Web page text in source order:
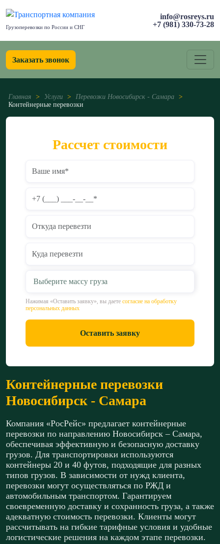
Грузоперевозки по России и СНГ
info@rosreys.ru
+7 (981) 330-73-28
Заказать звонок
Главная > Услуги > Перевозки Новосибирск - Самара >
Контейнерные перевозки
Контейнерные перевозки
Новосибирск - Самара
Компания «РосРейс» предлагает контейнерные
перевозки по направлению Новосибирск – Самара,
обеспечивая эффективную и безопасную доставку
грузов. Для транспортировки используются
контейнеры 20 и 40 футов, подходящие для разных
типов грузов. В зависимости от нужд клиента,
перевозки могут осуществляться по РЖД и
автомобильным транспортом. Гарантируем
своевременную доставку и сохранность груза, а также
адекватную стоимость перевозки. Клиенты могут
рассчитывать на гибкие тарифные условия и удобные
логистические решения на каждом этапе перевозки.
Рассчет стоимости
Выберите массу груза
Нажимая «Оставить заявку», вы даете согласие на обработку
персональных данных
Оставить заявку